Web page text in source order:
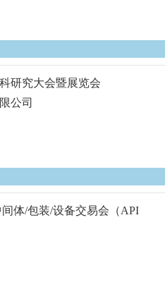
研究大会暨展览会
公司
体/包装/设备交易会（API